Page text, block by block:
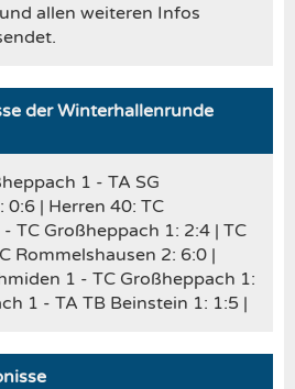
allen weiteren Infos
der Winterhallenrunde
1 - TA SG
| Herren 40: TC
TC Großheppach 1: 2:4 | TC
Rommelshausen 2: 6:0 |
1 - TC Großheppach 1:
1 - TA TB Beinstein 1: 1:5 |